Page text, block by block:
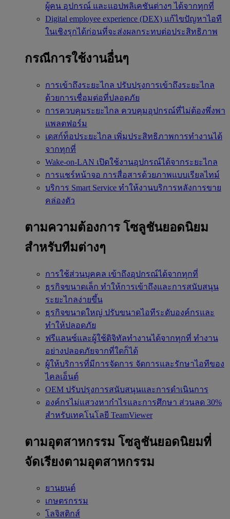
ผู้คน อุปกรณ์ และแอปพลิเคชันต่างๆ ได้จากทุกที่
Digital employee experience (DEX) แก้ไขปัญหาไอที
ในเชิงรุกได้ก่อนที่จะส่งผลกระทบต่อประสิทธิภาพ
กรณีการใช้งานอื่นๆ
การเข้าถึงระยะไกล ปรับปรุงการเข้าถึงระยะไกล
ด้วยการเชื่อมต่อที่ปลอดภัย
การควบคุมระยะไกล ควบคุมอุปกรณ์ที่ไม่ต้องพึ่งพา
แพลตฟอร์ม
เดสก์ท็อประยะไกล เพิ่มประสิทธิภาพการทำงานได้
จากทุกที่
Wake-on-LAN เปิดใช้งานอุปกรณ์ได้จากระยะไกล
การแชร์หน้าจอ การสื่อสารด้วยภาพแบบเรียลไทม์
บริการ Smart Service ทำให้งานบริการหลังการขาย
คล่องตัว
ตามความต้องการ โซลูชันยอดนิยม
สำหรับทีมต่างๆ
การใช้ส่วนบุคคล เข้าถึงอุปกรณ์ได้จากทุกที่
ธุรกิจขนาดเล็ก ทำให้การเข้าถึงและการสนับสนุน
ระยะไกลง่ายขึ้น
ธุรกิจขนาดใหญ่ ปรับขนาดไอทีระดับองค์กรและ
ทำให้ปลอดภัย
ฟรีแลนซ์และผู้ใช้ดิจิทัลทำงานได้จากทุกที่ ทำงาน
อย่างปลอดภัยจากที่ใดก็ได้
ผู้ให้บริการที่มีการจัดการ จัดการและรักษาไอทีของ
ไคลเอ็นต์
OEM ปรับปรุงการสนับสนุนและการดำเนินการ
องค์กรไม่แสวงหากำไรและการศึกษา ส่วนลด 30%
สำหรับเทคโนโลยี TeamViewer
ตามอุตสาหกรรม โซลูชันยอดนิยมที่
จัดเรียงตามอุตสาหกรรม
ยานยนต์
เกษตรกรรม
โลจิสติกส์